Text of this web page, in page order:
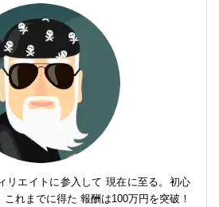
リエイトに参入して 現在に至る。初心
れまでに得た 報酬は100万円を突破！